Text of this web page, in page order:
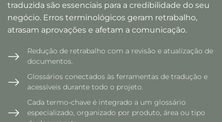
traduzida são essenciais para a credibilidade do seu
negócio. Erros terminológicos geram retrabalho,
atrasam aprovações e afetam a comunicação.
Redução de retrabalho com a revisão e atualização de
documentos.
Glossários conectados às ferramentas de tradução e
acessíveis durante todo o projeto.
Cada termo-chave é integrado a um glossário
especializado, organizado por produto, área ou tipo